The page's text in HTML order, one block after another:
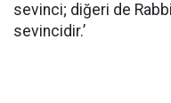
sevinci; diğeri de
sevincidir.’